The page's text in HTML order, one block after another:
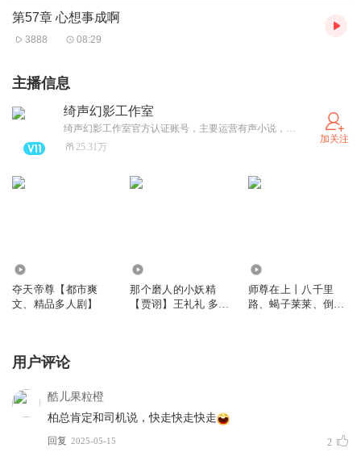
第57章 心想事成啊
3888 08:29
主播信息
绮声幻影工作室
绮声幻影工作室官方认证账号，主要运营有声小说，广播剧，商业合作可以私聊阿影。
25.31万
加关注
夺天帝尊【都市爽
文、精品多人剧】
那个磨人的小妖精
【贾诩】王礼礼 多人
师尊在上丨八千里
路、蝎子莱莱、倒吊
用户评论
酷儿果粒橙
柏总肯定和司机说，快走快走快走
回复 2025-05-15 2